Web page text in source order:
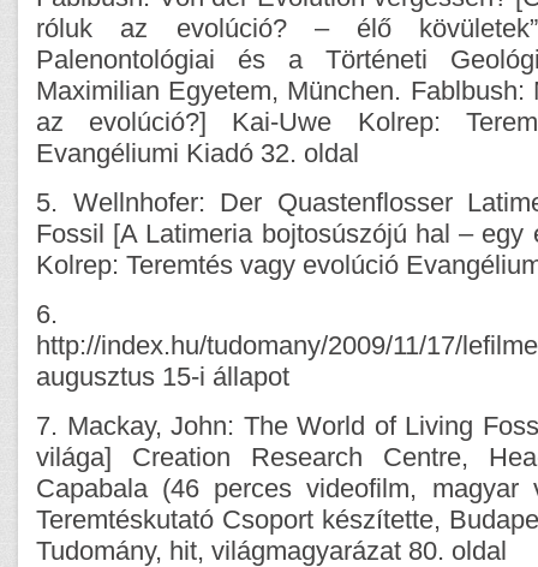
róluk az evolúció? – élő
Palenontológiai és a Történeti
Maximilian Egyetem, München. Fablbush:
az evolúció?] Kai-Uwe Kolrep:
Evangéliumi Kiadó 32. oldal
5. Wellnhofer: Der Quastenflosser
Fossil [A Latimeria bojtosúszójú hal – egy
Kolrep: Teremtés vagy evolúció
6.
http://index.hu/tudomany/2009/11/17/
augusztus 15-i állapot
7. Mackay, John: The World of Living
világa] Creation Research Centre,
Capabala (46 perces videofilm, magyar
Teremtéskutató Csoport készítette,
Tudomány, hit, világmagyarázat 80. oldal